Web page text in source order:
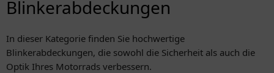
Blinkerabdeckungen
In dieser Kategorie finden Sie hochwertige
Blinkerabdeckungen, die sowohl die Sicherheit als auch die
Optik Ihres Motorrads verbessern.